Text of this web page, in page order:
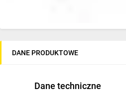
DANE PRODUKTOWE
Dane techniczne